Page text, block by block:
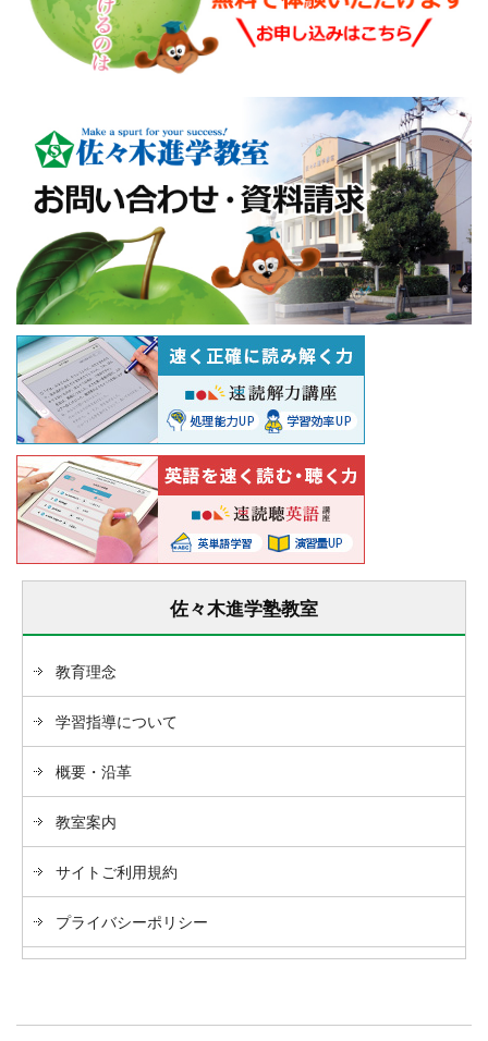
佐々木進学塾教室
教育理念
学習指導について
概要・沿革
教室案内
サイトご利用規約
プライバシーポリシー